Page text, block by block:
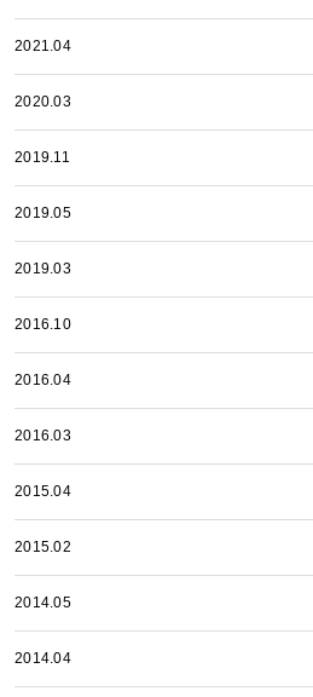
2021.04
2020.03
2019.11
2019.05
2019.03
2016.10
2016.04
2016.03
2015.04
2015.02
2014.05
2014.04